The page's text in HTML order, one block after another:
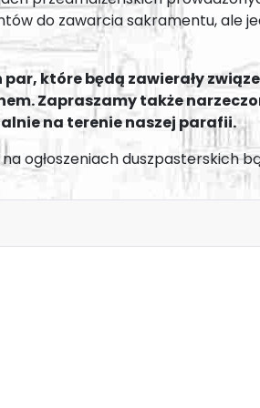
do zawarcia sakramentu, ale
które będą zawierały
Zapraszamy także
na terenie naszej parafii.
ogłoszeniach duszpasterskich